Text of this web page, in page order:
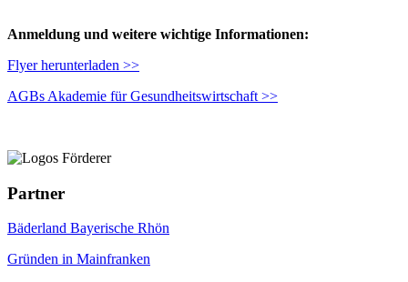
Anmeldung und weitere wichtige Informationen:
Flyer herunterladen >>
AGBs Akademie für Gesundheitswirtschaft >>
Partner
Bäderland Bayerische Rhön
Gründen in Mainfranken